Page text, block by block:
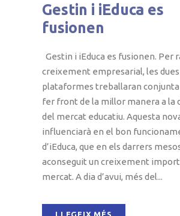
Gestin i iEduca es
fusionen
Gestin i iEduca es fusionen. Per
creixement empresarial, les dues
plataformes treballaran
fer front de la millor manera a la
del mercat educatiu. Aquesta
influenciarà en el bon
d’iEduca, que en els darrers
aconseguit un creixement
mercat. A dia d’avui, més del...
LLEGEIX MÉS